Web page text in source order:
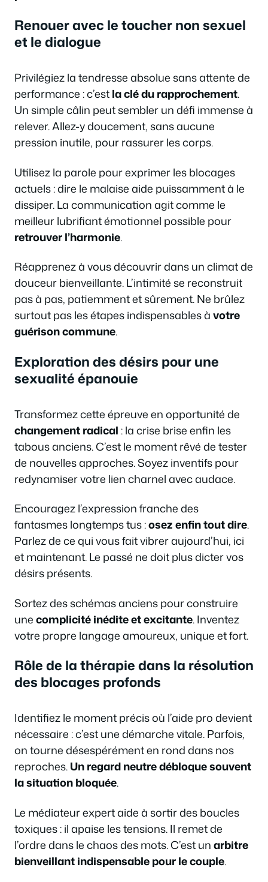
Renouer avec le toucher non sexuel
et le dialogue
Privilégiez la tendresse absolue sans attente de
performance : c’estla clé du rapprochement.
Un simple câlin peut sembler un défi immense à
relever. Allez-y doucement, sans aucune
pression inutile, pour rassurer les corps.
Utilisez la parole pour exprimer les blocages
actuels : dire le malaise aide puissamment à le
dissiper. La communication agit comme le
meilleur lubrifiant émotionnel possible pour
retrouver l’harmonie.
Réapprenez à vous découvrir dans un climat de
douceur bienveillante. L’intimité se reconstruit
pas à pas, patiemment et sûrement. Ne brûlez
surtout pas les étapes indispensables àvotre
guérison commune.
Exploration des désirs pour une
sexualité épanouie
Transformez cette épreuve en opportunité de
changement radical : la crise brise enfin les
tabous anciens. C’est le moment rêvé de tester
de nouvelles approches. Soyez inventifs pour
redynamiser votre lien charnel avec audace.
Encouragez l’expression franche des
fantasmes longtemps tus :osez enfin tout dire.
Parlez de ce qui vous fait vibrer aujourd’hui, ici
et maintenant. Le passé ne doit plus dicter vos
désirs présents.
Sortez des schémas anciens pour construire
unecomplicité inédite et excitante. Inventez
votre propre langage amoureux, unique et fort.
Rôle de la thérapie dans la résolution
des blocages profonds
Identifiez le moment précis où l’aide pro devient
nécessaire : c’est une démarche vitale. Parfois,
on tourne désespérément en rond dans nos
reproches.Un regard neutre débloque souvent
la situation bloquée.
Le médiateur expert aide à sortir des boucles
toxiques : il apaise les tensions. Il remet de
l’ordre dans le chaos des mots. C’est unarbitre
bienveillant indispensable pour le couple.